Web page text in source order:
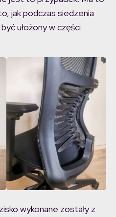
jak podczas siedzenia
ułożony w części
wykonane zostały z